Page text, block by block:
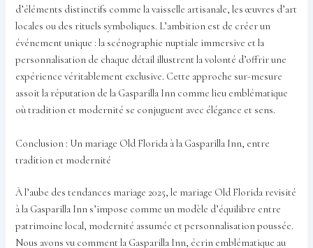
d’éléments distinctifs comme la vaisselle artisanale, les œuvres d’art
locales ou des rituels symboliques. L’ambition est de créer un
événement unique : la scénographie nuptiale immersive et la
personnalisation de chaque détail illustrent la volonté d’offrir une
expérience véritablement exclusive. Cette approche sur-mesure
assoit la réputation de la Gasparilla Inn comme lieu emblématique
où tradition et modernité se conjuguent avec élégance et sens.
Conclusion : Un mariage Old Florida à la Gasparilla Inn, entre
tradition et modernité
À l’aube des tendances mariage 2025, le mariage Old Florida revisité
à la Gasparilla Inn s’impose comme un modèle d’équilibre entre
patrimoine local, modernité assumée et personnalisation poussée.
Nous avons vu comment la Gasparilla Inn, écrin emblématique au